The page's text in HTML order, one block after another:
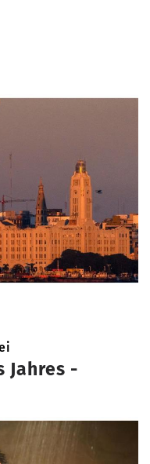
Jahres -